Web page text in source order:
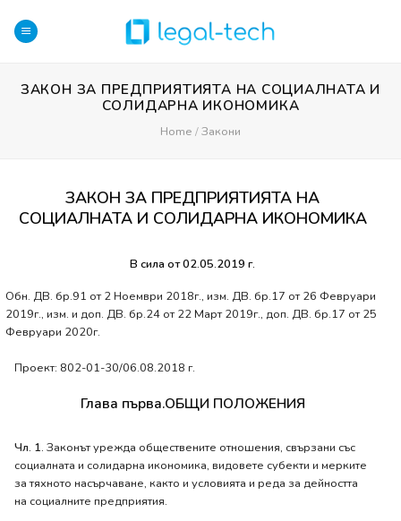
content
ЗАКОН ЗА ПРЕДПРИЯТИЯТА НА СОЦИАЛНАТА И
СОЛИДАРНА ИКОНОМИКА
Home / Закони
ЗАКОН ЗА ПРЕДПРИЯТИЯТА НА
СОЦИАЛНАТА И СОЛИДАРНА ИКОНОМИКА
В сила от 02.05.2019 г.
Обн. ДВ. бр.91 от 2 Ноември 2018г., изм. ДВ. бр.17 от 26 Февруари
2019г., изм. и доп. ДВ. бр.24 от 22 Март 2019г., доп. ДВ. бр.17 от 25
Февруари 2020г.
Проект: 802-01-30/06.08.2018 г.
Глава първа.ОБЩИ ПОЛОЖЕНИЯ
Чл. 1. Законът урежда обществените отношения, свързани със
социалната и солидарна икономика, видовете субекти и мерките
за тяхното насърчаване, както и условията и реда за дейността
на социалните предприятия.